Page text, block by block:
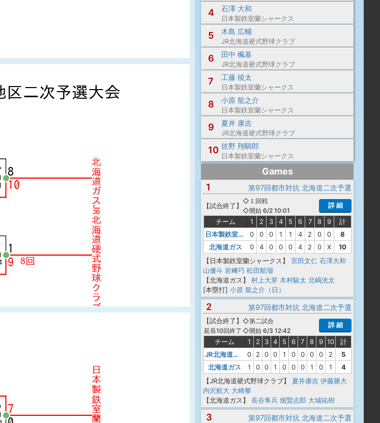
4 石澤 大和
日本製鉄室蘭シャークス
5 木島 広輔
JR北海道硬式野球クラブ
6 田中 楓基
JR北海道硬式野球クラブ
7 工藤 稜太
日本製鉄室蘭シャークス
8 小原 龍之介
日本製鉄室蘭シャークス
9 夏井 康吉
JR北海道硬式野球クラブ
10 佐野 翔騎郎
日本製鉄室蘭シャークス
Games
1
第97回都市対抗 北海道二次予選
【試合終了 】
◇１回戦
◇開始 6/2 10:01
詳 細
チーム 1 2 3 4 5 6 7 8 9
計
日本製鉄室蘭シャークス
0 0 0 1 1 4 2 0 0
8
北海道ガス
0 4 0 0 0 4 2 0 X
10
【日本製鉄室蘭シャークス】
宮田文仁 石澤大和
山優斗 岩﨑巧 松田航瑠
【北海道ガス】
村上大芽 木村駿太 北嶋洸太
[本塁打] 小原 龍之介（日）
2 第97回都市対抗 北海道二次予選
【試合終了 】
延長10回終了
◇第二試合
◇開始 6/3 12:42
詳 細
チーム 1 2 3 4 5 6 7 8 9 10
計
JR北海道硬式野球クラブ
0 2 0 0 1 0 0 0 0 2
5
北海道ガス
1 0 0 1 0 0 0 1 0 1
4
【JR北海道硬式野球クラブ】
夏井康吉 伊藤勝大
内沢航大 大崎黎
【北海道ガス】
長谷隼兵 畑賢志郎 大城祐樹
3 第97回都市対抗 北海道二次予選